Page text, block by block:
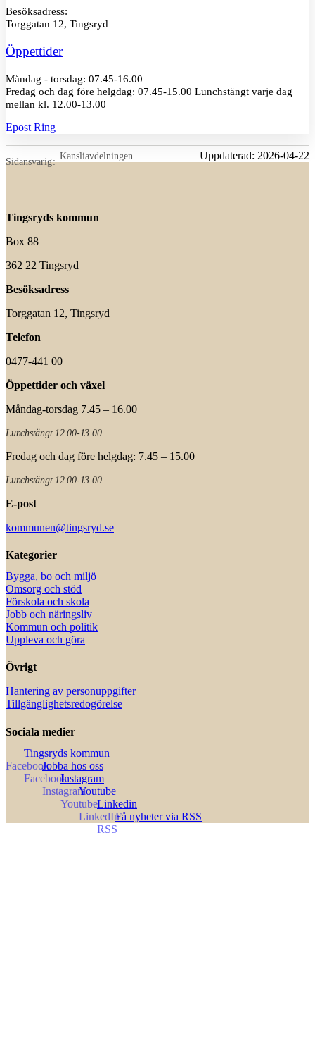
Besöksadress:
Torggatan 12, Tingsryd
Öppettider
Måndag - torsdag: 07.45-16.00
Fredag och dag före helgdag: 07.45-15.00 Lunchstängt varje dag
mellan kl. 12.00-13.00
Epost Ring
Kansliavdelningen
Sidansvarig
Uppdaterad: 2026-04-22
Tingsryds kommun
Box 88
362 22 Tingsryd
Besöksadress
Torggatan 12, Tingsryd
Telefon
0477-441 00
Öppettider och växel
Måndag-torsdag 7.45 – 16.00
Lunchstängt 12.00-13.00
Fredag och dag före helgdag: 7.45 – 15.00
Lunchstängt 12.00-13.00
E-post
kommunen@tingsryd.se
Kategorier
Bygga, bo och miljö
Omsorg och stöd
Förskola och skola
Jobb och näringsliv
Kommun och politik
Uppleva och göra
Övrigt
Hantering av personuppgifter
Tillgänglighetsredogörelse
Sociala medier
Tingsryds kommun
Jobba hos oss
Instagram
Youtube
Linkedin
Få nyheter via RSS